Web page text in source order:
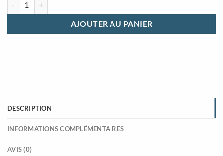
AJOUTER AU PANIER
DESCRIPTION
INFORMATIONS COMPLÉMENTAIRES
AVIS (0)